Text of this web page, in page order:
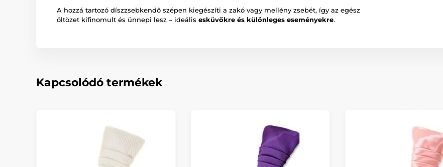
A hozzá tartozó díszzsebkendő szépen kiegészíti a zakó vagy mellény zsebét, így az egész
öltözet kifinomult és ünnepi lesz – ideális esküvőkre és különleges eseményekre.
Kapcsolódó termékek